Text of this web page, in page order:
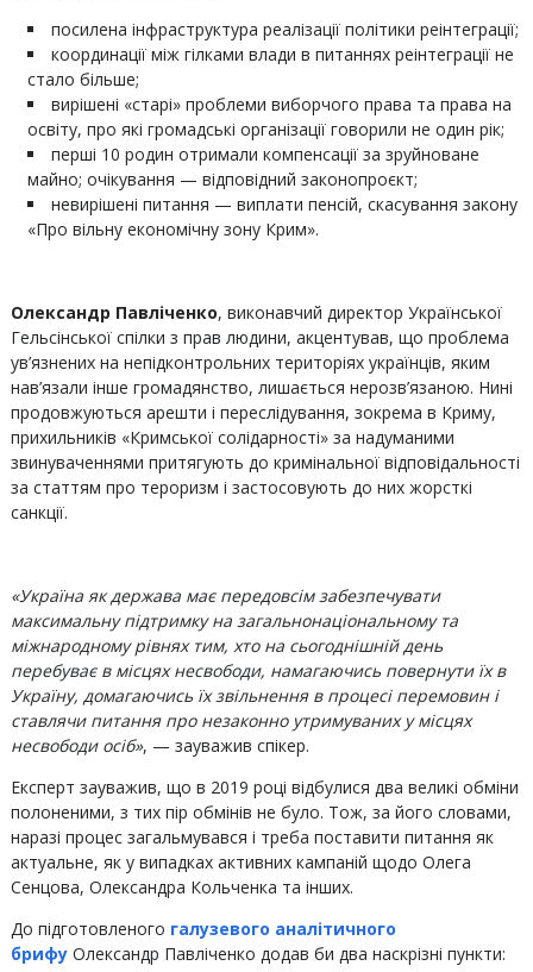
посилена інфраструктура реалізації політики реінтеграції;
координації між гілками влади в питаннях реінтеграції не
стало більше;
вирішені «старі» проблеми виборчого права та права на
освіту, про які громадські організації говорили не один рік;
перші 10 родин отримали компенсації за зруйноване
майно; очікування — відповідний законопроєкт;
невирішені питання — виплати пенсій, скасування закону
«Про вільну економічну зону Крим».
Олександр Павліченко, виконавчий директор Української
Гельсінської спілки з прав людини, акцентував, що проблема
ув’язнених на непідконтрольних територіях українців, яким
нав’язали інше громадянство, лишається нерозв’язаною. Нині
продовжуються арешти і переслідування, зокрема в Криму,
прихильників «Кримської солідарності» за надуманими
звинуваченнями притягують до кримінальної відповідальності
за статтям про тероризм і застосовують до них жорсткі
санкції.
«Україна як держава має передовсім забезпечувати
максимальну підтримку на загальнонаціональному та
міжнародному рівнях тим, хто на сьогоднішній день
перебуває в місцях несвободи, намагаючись повернути їх в
Україну, домагаючись їх звільнення в процесі перемовин і
ставлячи питання про незаконно утримуваних у місцях
несвободи осіб», — зауважив спікер.
Експерт зауважив, що в 2019 році відбулися два великі обміни
полоненими, з тих пір обмінів не було. Тож, за його словами,
наразі процес загальмувався і треба поставити питання як
актуальне, як у випадках активних кампаній щодо Олега
Сенцова, Олександра Кольченка та інших.
До підготовленого галузевого аналітичного
брифуОлександр Павліченко додав би два наскрізні пункти: